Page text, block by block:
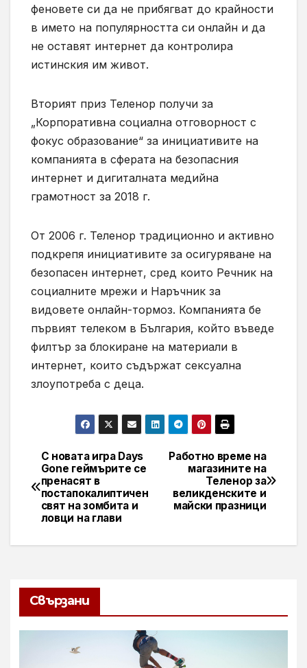
феновете си да не прибягват до крайности
в името на популярността си онлайн и да
не оставят интернет да контролира
истинския им живот.
Вторият приз Теленор получи за
„Корпоративна социална отговорност с
фокус образование“ за инициативите на
компанията в сферата на безопасния
интернет и дигиталната медийна
грамотност за 2018 г.
От 2006 г. Теленор традиционно и активно
подкрепя инициативите за осигуряване на
безопасен интернет, сред които Речник на
социалните мрежи и Наръчник за
видовете онлайн-тормоз. Компанията бе
първият телеком в България, който въведе
филтър за блокиране на материали в
интернет, които съдържат сексуална
злоупотреба с деца.
Навигация
Работно време на
магазините на
Теленор за
великденските и
майски празници
С новата игра Days
Gone геймърите се
пренасят в
постапокалиптичен
свят на зомбита и
ловци на глави
Свързани